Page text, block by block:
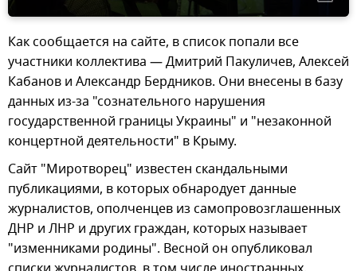
Как сообщается на сайте, в список попали все
участники коллектива — Дмитрий Пакуличев, Алексей
Кабанов и Александр Бердников. Они внесены в базу
данных из-за "сознательного нарушения
государственной границы Украины" и "незаконной
концертной деятельности" в Крыму.
Сайт "Миротворец" известен скандальными
публикациями, в которых обнародует данные
журналистов, ополченцев из самопровозглашенных
ДНР и ЛНР и других граждан, которых называет
"изменниками родины". Весной он опубликовал